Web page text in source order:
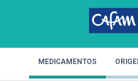
MEDICAMENTOS